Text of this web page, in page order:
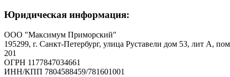
Юридическая информация:
ООО "Максимум Приморский"
195299, г. Санкт-Петербург, улица Руставели дом 53, лит А,
201
ОГРН 1177847034661
ИНН/КПП 7804588459/781601001